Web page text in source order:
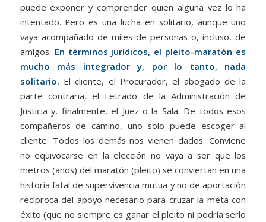
puede exponer y comprender quien alguna vez lo ha
intentado. Pero es una lucha en solitario, aunque uno
vaya acompañado de miles de personas o, incluso, de
amigos. En términos jurídicos, el pleito-maratón es
mucho más integrador y, por lo tanto, nada
solitario. El cliente, el Procurador, el abogado de la
parte contraria, el Letrado de la Administración de
Justicia y, finalmente, el Juez o la Sala. De todos esos
compañeros de camino, uno solo puede escoger al
cliente. Todos los demás nos vienen dados. Conviene
no equivocarse en la elección no vaya a ser que los
metros (años) del maratón (pleito) se conviertan en una
historia fatal de supervivencia mutua y no de aportación
recíproca del apoyo necesario para cruzar la meta con
éxito (que no siempre es ganar el pleito ni podría serlo